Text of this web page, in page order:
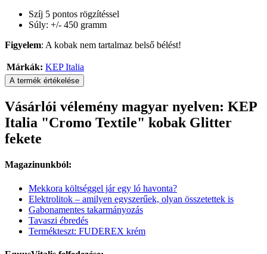
Szíj 5 pontos rögzítéssel
Súly: +/- 450 gramm
Figyelem: A kobak nem tartalmaz belső bélést!
Márkák: KEP Italia
A termék értékelése
Vásárlói vélemény magyar nyelven: KEP
Italia "Cromo Textile" kobak Glitter
fekete
Magazinunkból:
Mekkora költséggel jár egy ló havonta?
Elektrolitok – amilyen egyszerűek, olyan összetettek is
Gabonamentes takarmányozás
Tavaszi ébredés
Termékteszt: FUDEREX krém